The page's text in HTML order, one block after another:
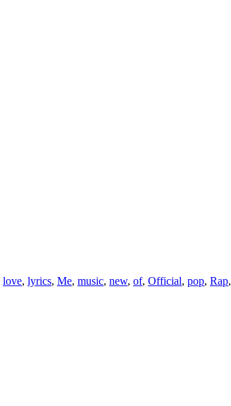
love, lyrics, Me, music, new, of, Official, pop, Rap,